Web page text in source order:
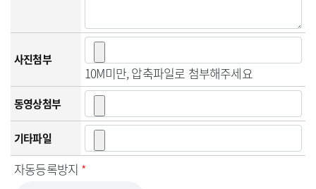
사진첨부
10M미만, 압축파일로 첨부해주세요
동영상첨부
기타파일
자동등록방지 *